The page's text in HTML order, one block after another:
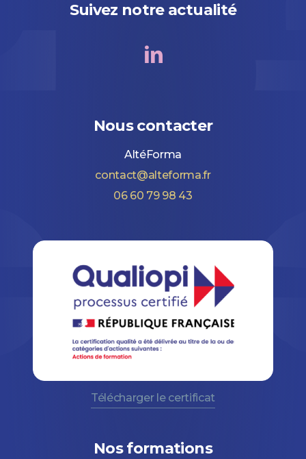
Suivez notre actualité
Nous contacter
AltéForma
contact@alteforma.fr
06 60 79 98 43
Télécharger le certificat
Nos formations